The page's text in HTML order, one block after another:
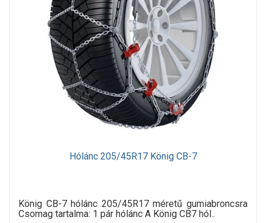
Hólánc 205/45R17 König CB-7
König CB-7 hólánc 205/45R17 méretű gumiabroncsra
Csomag tartalma: 1 pár hólánc A König CB7 hól..